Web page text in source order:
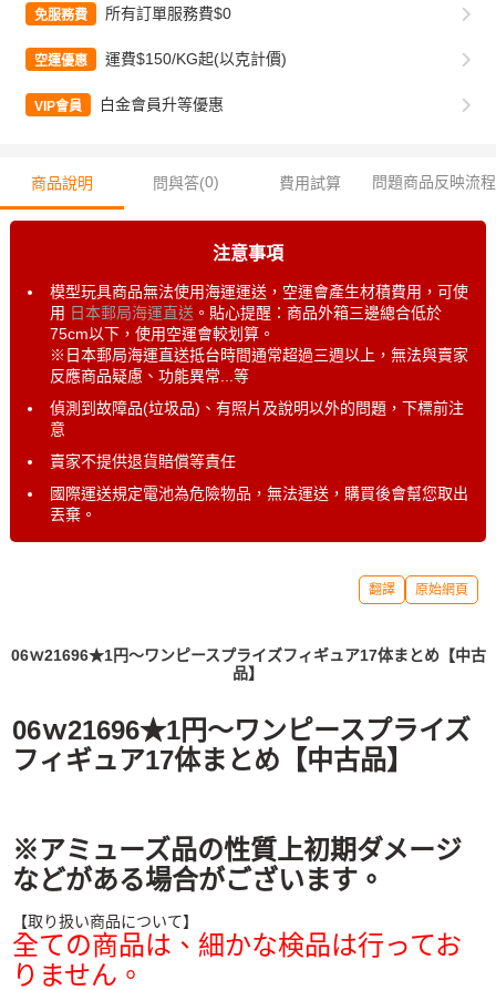
免服務費 所有訂單服務費$0
空運優惠 運費$150/KG起(以克計價)
VIP會員 白金會員升等優惠
商品說明 問與答(0) 費用試算 問題商品反映流程
注意事項
模型玩具商品無法使用海運運送，空運會產生材積費用，可使
用 日本郵局海運直送。貼心提醒：商品外箱三邊總合低於
75cm以下，使用空運會較划算。
※日本郵局海運直送抵台時間通常超過三週以上，無法與賣家
反應商品疑慮、功能異常...等
偵測到故障品(垃圾品)、有照片及說明以外的問題，下標前注
意
賣家不提供退貨賠償等責任
國際運送規定電池為危險物品，無法運送，購買後會幫您取出
丟棄。
翻譯 原始網頁
06ｗ21696★1円～ワンピースプライズフィギュア17体まとめ【中古
品】
06ｗ21696★1円～ワンピースプライズ
フィギュア17体まとめ【中古品】
※アミューズ品の性質上初期ダメージ
などがある場合がございます。
【取り扱い商品について】
全ての商品は、細かな検品は行ってお
りません。